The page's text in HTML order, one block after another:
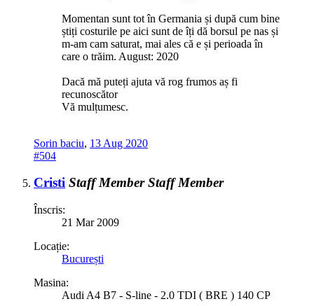
Momentan sunt tot în Germania și după cum bine
știți costurile pe aici sunt de îți dă borsul pe nas și
m-am cam saturat, mai ales că e și perioada în
care o trăim. August: 2020
Dacă mă puteți ajuta vă rog frumos aș fi
recunoscător
Vă mulțumesc.
Sorin baciu, 13 Aug 2020
#504
Cristi Staff Member Staff Member
Înscris:
21 Mar 2009
Locație:
București
Masina:
Audi A4 B7 - S-line - 2.0 TDI ( BRE ) 140 CP